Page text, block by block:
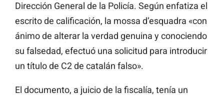
Dirección General de la Policía. Según enfatiza el
escrito de calificación, la mossa d’esquadra «con
ánimo de alterar la verdad genuina y conociendo
su falsedad, efectuó una solicitud para introducir
un título de C2 de catalán falso».
El documento, a juicio de la fiscalía, tenía un